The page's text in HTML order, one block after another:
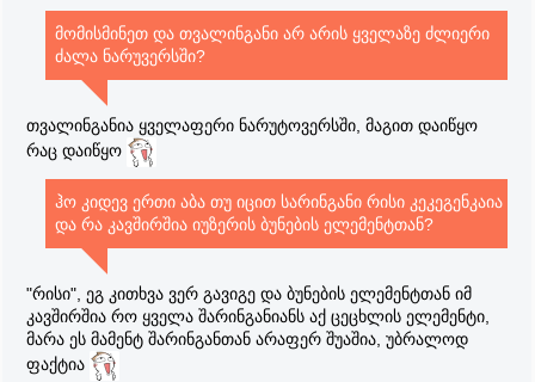
მომისმინეთ და თვალინგანი არ არის ყველაზე ძლიერი
ძალა ნარუვერსში?
თვალინგანია ყველაფერი ნარუტოვერსში, მაგით დაიწყო
რაც დაიწყო
ჰო კიდევ ერთი აბა თუ იცით სარინგანი რისი კეკეგენკაია
და რა კავშირშია იუზერის ბუნების ელემენტთან?
"რისი", ეგ კითხვა ვერ გავიგე და ბუნების ელემენტთან იმ
კავშირშია რო ყველა შარინგანიანს აქ ცეცხლის ელემენტი,
მარა ეს მამენტ შარინგანთან არაფერ შუაშია, უბრალოდ
ფაქტია